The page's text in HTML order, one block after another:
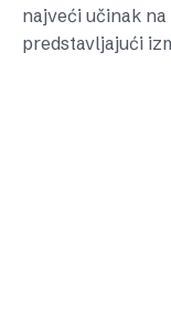
najveći učinak na
predstavljajući